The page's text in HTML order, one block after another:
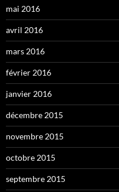
mai 2016
avril 2016
mars 2016
février 2016
janvier 2016
décembre 2015
novembre 2015
octobre 2015
septembre 2015